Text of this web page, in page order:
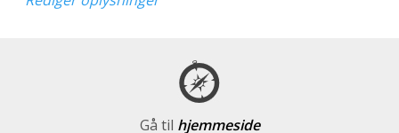
Gå til hjemmeside